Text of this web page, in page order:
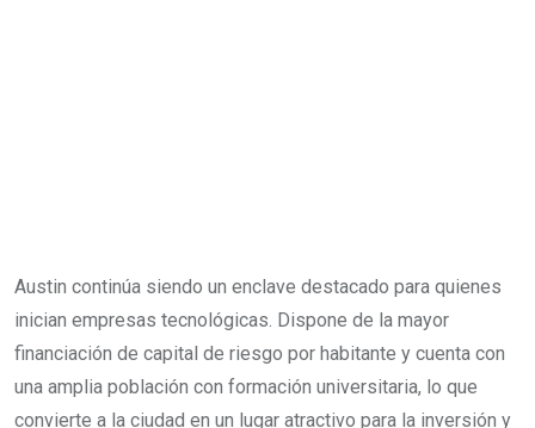
Austin continúa siendo un enclave destacado para quienes
inician empresas tecnológicas. Dispone de la mayor
financiación de capital de riesgo por habitante y cuenta con
una amplia población con formación universitaria, lo que
convierte a la ciudad en un lugar atractivo para la inversión y